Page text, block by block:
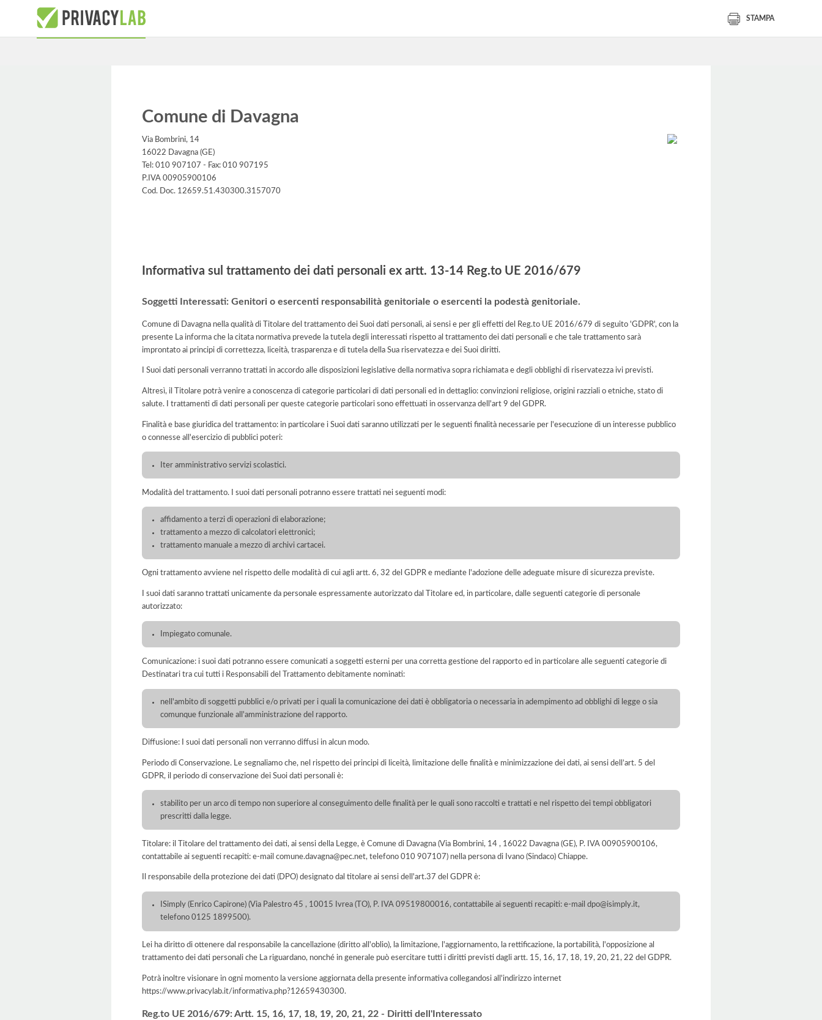
STAMPA
Comune di Davagna
Via Bombrini, 14
16022 Davagna (GE)
Tel: 010 907107 - Fax: 010 907195
P.IVA 00905900106
Cod. Doc. 12659.51.430300.3157070
Informativa sul trattamento dei dati personali ex artt. 13-14 Reg.to UE 2016/679
Soggetti Interessati: Genitori o esercenti responsabilità genitoriale o esercenti la podestà genitoriale.
Comune di Davagna nella qualità di Titolare del trattamento dei Suoi dati personali, ai sensi e per gli effetti del Reg.to UE 2016/679 di seguito 'GDPR', con la
presente La informa che la citata normativa prevede la tutela degli interessati rispetto al trattamento dei dati personali e che tale trattamento sarà
improntato ai principi di correttezza, liceità, trasparenza e di tutela della Sua riservatezza e dei Suoi diritti.
I Suoi dati personali verranno trattati in accordo alle disposizioni legislative della normativa sopra richiamata e degli obblighi di riservatezza ivi previsti.
Altresì, il Titolare potrà venire a conoscenza di categorie particolari di dati personali ed in dettaglio: convinzioni religiose, origini razziali o etniche, stato di
salute. I trattamenti di dati personali per queste categorie particolari sono effettuati in osservanza dell'art 9 del GDPR.
Finalità e base giuridica del trattamento: in particolare i Suoi dati saranno utilizzati per le seguenti finalità necessarie per l'esecuzione di un interesse pubblico
o connesse all'esercizio di pubblici poteri:
Iter amministrativo servizi scolastici.
Modalità del trattamento. I suoi dati personali potranno essere trattati nei seguenti modi:
affidamento a terzi di operazioni di elaborazione;
trattamento a mezzo di calcolatori elettronici;
trattamento manuale a mezzo di archivi cartacei.
Ogni trattamento avviene nel rispetto delle modalità di cui agli artt. 6, 32 del GDPR e mediante l'adozione delle adeguate misure di sicurezza previste.
I suoi dati saranno trattati unicamente da personale espressamente autorizzato dal Titolare ed, in particolare, dalle seguenti categorie di personale
autorizzato:
Impiegato comunale.
Comunicazione: i suoi dati potranno essere comunicati a soggetti esterni per una corretta gestione del rapporto ed in particolare alle seguenti categorie di
Destinatari tra cui tutti i Responsabili del Trattamento debitamente nominati:
nell'ambito di soggetti pubblici e/o privati per i quali la comunicazione dei dati è obbligatoria o necessaria in adempimento ad obblighi di legge o sia
comunque funzionale all'amministrazione del rapporto.
Diffusione: I suoi dati personali non verranno diffusi in alcun modo.
Periodo di Conservazione. Le segnaliamo che, nel rispetto dei principi di liceità, limitazione delle finalità e minimizzazione dei dati, ai sensi dell’art. 5 del
GDPR, il periodo di conservazione dei Suoi dati personali è:
stabilito per un arco di tempo non superiore al conseguimento delle finalità per le quali sono raccolti e trattati e nel rispetto dei tempi obbligatori
prescritti dalla legge.
Titolare: il Titolare del trattamento dei dati, ai sensi della Legge, è Comune di Davagna (Via Bombrini, 14 , 16022 Davagna (GE), P. IVA 00905900106,
contattabile ai seguenti recapiti: e-mail comune.davagna@pec.net, telefono 010 907107) nella persona di Ivano (Sindaco) Chiappe.
Il responsabile della protezione dei dati (DPO) designato dal titolare ai sensi dell'art.37 del GDPR è:
ISimply (Enrico Capirone) (Via Palestro 45 , 10015 Ivrea (TO), P. IVA 09519800016, contattabile ai seguenti recapiti: e-mail dpo@isimply.it,
telefono 0125 1899500).
Lei ha diritto di ottenere dal responsabile la cancellazione (diritto all'oblio), la limitazione, l'aggiornamento, la rettificazione, la portabilità, l'opposizione al
trattamento dei dati personali che La riguardano, nonché in generale può esercitare tutti i diritti previsti dagli artt. 15, 16, 17, 18, 19, 20, 21, 22 del GDPR.
Potrà inoltre visionare in ogni momento la versione aggiornata della presente informativa collegandosi all'indirizzo internet
https://www.privacylab.it/informativa.php?12659430300.
Reg.to UE 2016/679: Artt. 15, 16, 17, 18, 19, 20, 21, 22 - Diritti dell'Interessato